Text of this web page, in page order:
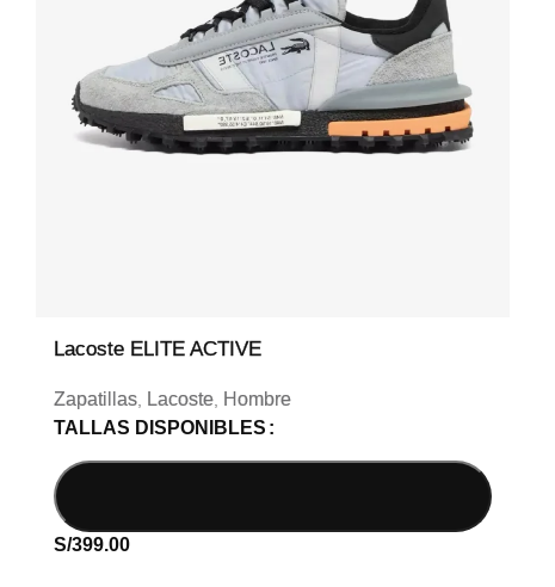
Lacoste ELITE ACTIVE
Zapatillas, Lacoste, Hombre
TALLAS DISPONIBLES
S/399.00